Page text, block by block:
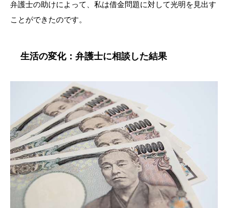
弁護士の助けによって、私は借金問題に対して光明を見出す
ことができたのです。
生活の変化：弁護士に相談した結果